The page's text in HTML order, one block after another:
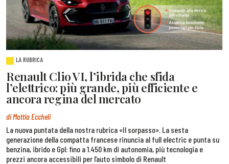
LA RUBRICA
Renault Clio VI, l’ibrida che sfida
l’elettrico: più grande, più efficiente e
ancora regina del mercato
di Mattia Eccheli
La nuova puntata della nostra rubrica «Il sorpasso». La sesta
generazione della compatta francese rinuncia al full electric e punta su
benzina, ibrido e Gpl: fino a 1.450 km di autonomia, più tecnologia e
prezzi ancora accessibili per l’auto simbolo di Renault